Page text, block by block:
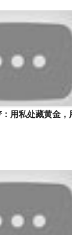
用私处藏黄金，